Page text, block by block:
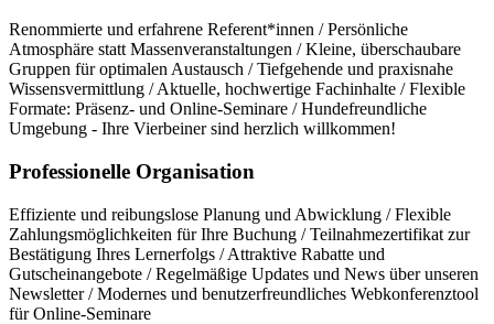
Renommierte und erfahrene Referent*innen / Persönliche
Atmosphäre statt Massenveranstaltungen / Kleine, überschaubare
Gruppen für optimalen Austausch / Tiefgehende und praxisnahe
Wissensvermittlung / Aktuelle, hochwertige Fachinhalte / Flexible
Formate: Präsenz- und Online-Seminare / Hundefreundliche
Umgebung - Ihre Vierbeiner sind herzlich willkommen!
Professionelle Organisation
Effiziente und reibungslose Planung und Abwicklung / Flexible
Zahlungsmöglichkeiten für Ihre Buchung / Teilnahmezertifikat zur
Bestätigung Ihres Lernerfolgs / Attraktive Rabatte und
Gutscheinangebote / Regelmäßige Updates und News über unseren
Newsletter / Modernes und benutzerfreundliches Webkonferenztool
für Online-Seminare